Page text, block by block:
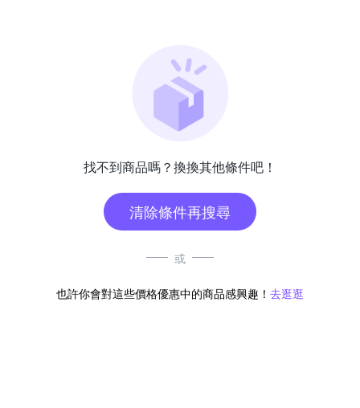
找不到商品嗎？換換其他條件吧！
清除條件再搜尋
或
也許你會對這些價格優惠中的商品感興趣！ 去逛逛